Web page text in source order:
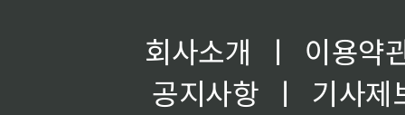
회사소개 ㅣ
이용약
공지사항
ㅣ
기사제